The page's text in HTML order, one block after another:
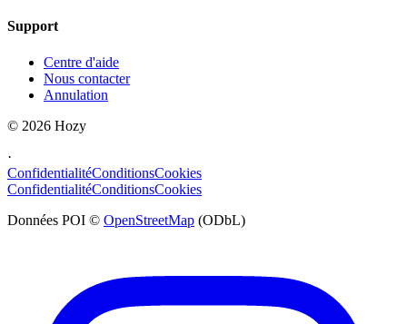
Support
Centre d'aide
Nous contacter
Annulation
© 2026 Hozy
·
ConfidentialitéConditionsCookies
ConfidentialitéConditionsCookies
Données POI © OpenStreetMap (ODbL)